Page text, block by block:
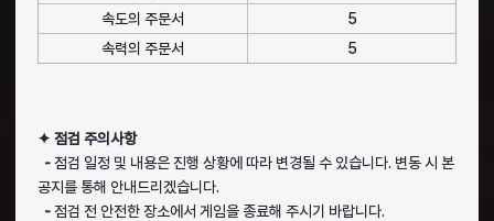
속도의 주문서
5
속력의 주문서
5
✦ 점검 주의사항
-점검 일정 및 내용은 진행 상황에 따라 변경될 수 있습니다. 변동 시 본
공지를 통해 안내드리겠습니다.
-점검 전 안전한 장소에서 게임을 종료해 주시기 바랍니다.